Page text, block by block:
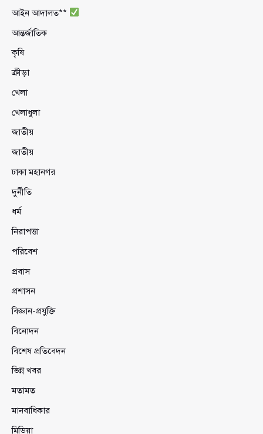
আইন আদালত**
আন্তর্জাতিক
কৃষি
ক্রীড়া
খেলা
খেলাধুলা
জাতীয়
জাতীয়
ঢাকা মহানগর
দুর্নীতি
ধর্ম
নিরাপত্তা
পরিবেশ
প্রবাস
প্রশাসন
বিজ্ঞান-প্রযুক্তি
বিনোদন
বিশেষ প্রতিবেদন
ভিন্ন খবর
মতামত
মানবাধিকার
মিডিয়া